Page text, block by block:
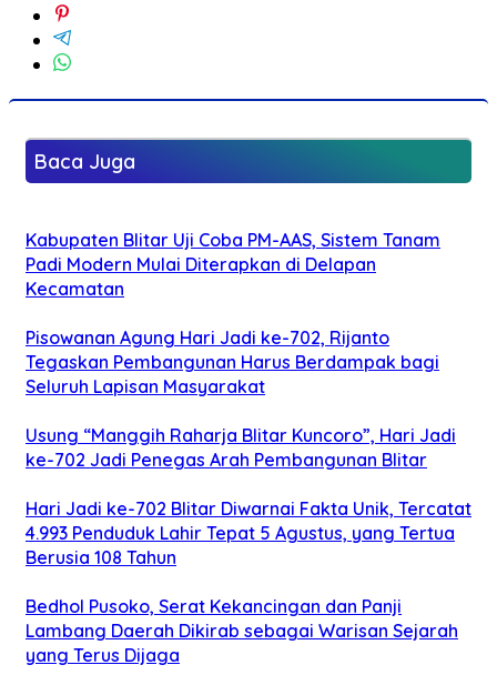
Baca Juga
Kabupaten Blitar Uji Coba PM-AAS, Sistem Tanam
Padi Modern Mulai Diterapkan di Delapan
Kecamatan
Pisowanan Agung Hari Jadi ke-702, Rijanto
Tegaskan Pembangunan Harus Berdampak bagi
Seluruh Lapisan Masyarakat
Usung “Manggih Raharja Blitar Kuncoro”, Hari Jadi
ke-702 Jadi Penegas Arah Pembangunan Blitar
Hari Jadi ke-702 Blitar Diwarnai Fakta Unik, Tercatat
4.993 Penduduk Lahir Tepat 5 Agustus, yang Tertua
Berusia 108 Tahun
Bedhol Pusoko, Serat Kekancingan dan Panji
Lambang Daerah Dikirab sebagai Warisan Sejarah
yang Terus Dijaga